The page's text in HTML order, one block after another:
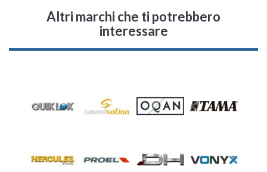
Altri marchi che ti potrebbero
interessare